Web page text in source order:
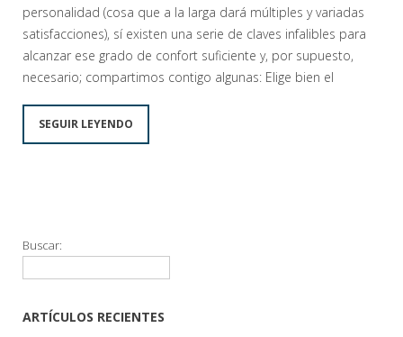
personalidad (cosa que a la larga dará múltiples y variadas
satisfacciones), sí existen una serie de claves infalibles para
alcanzar ese grado de confort suficiente y, por supuesto,
necesario; compartimos contigo algunas: Elige bien el
SEGUIR LEYENDO
Buscar:
ARTÍCULOS RECIENTES